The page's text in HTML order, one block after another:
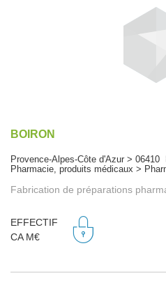
BOIRON
Provence-Alpes-Côte d'Azur > 06410
Pharmacie, produits médicaux >
Fabrication de préparations
EFFECTIF
CA M€